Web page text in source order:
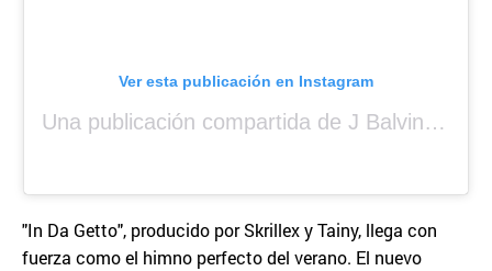
Ver esta publicación en Instagram
Una publicación compartida de J Balvin (@jbalvin)
"In Da Getto", producido por Skrillex y Tainy, llega con
fuerza como el himno perfecto del verano. El nuevo